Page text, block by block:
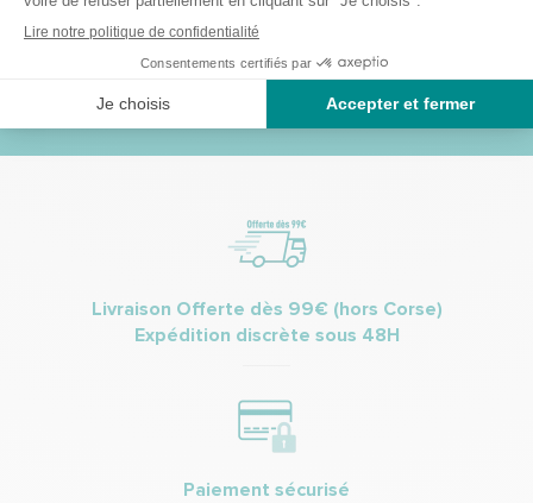
Je m’inscris à la newsletter et accepte de recevoir des informations
(Vous pourrez à tout moment vous désinscrire. Pour plus
protection des données personnelles.
Livraison Offerte dès 99€ (hors Corse)
Expédition discrète sous 48H
Paiement sécurisé